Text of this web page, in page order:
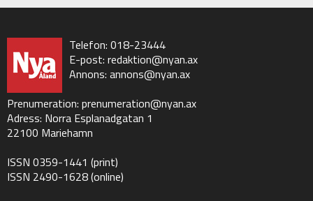
Telefon: 018-23444
E-post: redaktion@nyan.ax
Annons: annons@nyan.ax
Prenumeration: prenumeration@nyan.ax
Adress: Norra Esplanadgatan 1
22100 Mariehamn
ISSN 0359-1441 (print)
ISSN 2490-1628 (online)